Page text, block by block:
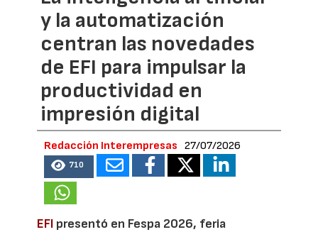
y la automatización
centran las novedades
de EFI para impulsar la
productividad en
impresión digital
Redacción Interempresas 27/07/2026
710
EFI presentó en Fespa 2026, feria